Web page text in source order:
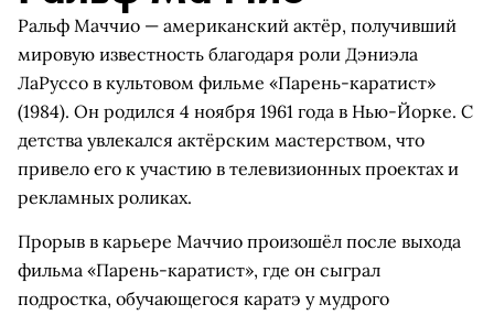
Ральф Маччио — американский актёр, получивший
мировую известность благодаря роли Дэниэла
ЛаРуссо в культовом фильме «Парень-каратист»
(1984). Он родился 4 ноября 1961 года в Нью-Йорке. С
детства увлекался актёрским мастерством, что
привело его к участию в телевизионных проектах и
рекламных роликах.
Прорыв в карьере Маччио произошёл после выхода
фильма «Парень-каратист», где он сыграл
подростка, обучающегося каратэ у мудрого